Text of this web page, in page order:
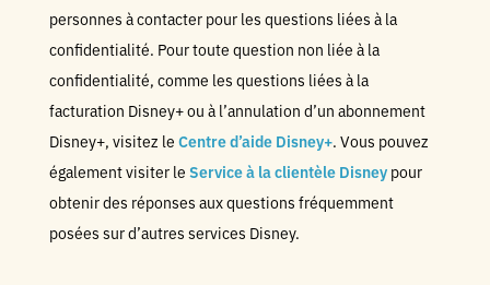
personnes à contacter pour les questions liées à la
confidentialité. Pour toute question non liée à la
confidentialité, comme les questions liées à la
facturation Disney+ ou à l’annulation d’un abonnement
Disney+, visitez le Centre d’aide Disney+. Vous pouvez
également visiter le Service à la clientèle Disney pour
obtenir des réponses aux questions fréquemment
posées sur d’autres services Disney.